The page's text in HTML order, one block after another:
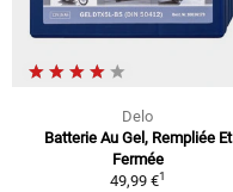
Delo
Batterie Au Gel, Rempliée Et
Fermée
49,99 €1